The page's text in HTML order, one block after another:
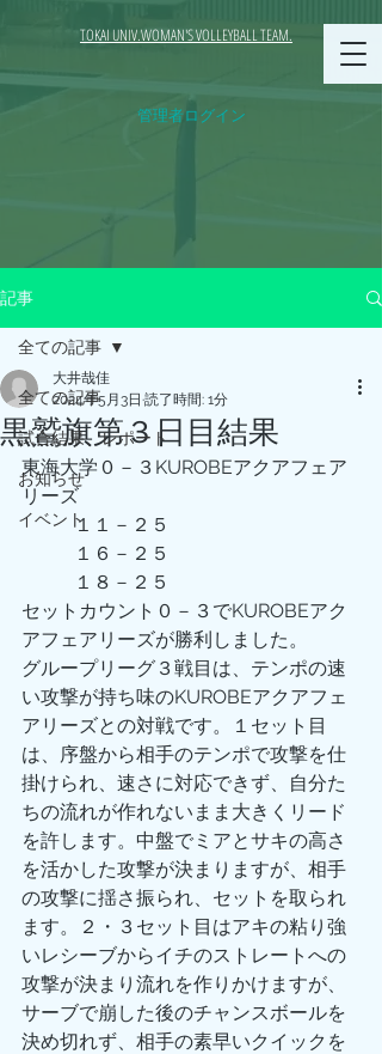
TOKAI UNIV.WOMAN'S VOLLEYBALL TEAM.
管理者ログイン
記事
全ての記事
試合結果、レポート
お知らせ
イベント
全ての記事
黒鷲旗第３日目結果
大井哉佳
2024年5月3日 読了時間: 1分
東海大学０－３KUROBEアクアフェア
リーズ
           １１－２５
           １６－２５
           １８－２５
セットカウント０－３でKUROBEアク
アフェアリーズが勝利しました。
グループリーグ３戦目は、テンポの速
い攻撃が持ち味のKUROBEアクアフェ
アリーズとの対戦です。１セット目
は、序盤から相手のテンポで攻撃を仕
掛けられ、速さに対応できず、自分た
ちの流れが作れないまま大きくリード
を許します。中盤でミアとサキの高さ
を活かした攻撃が決まりますが、相手
の攻撃に揺さ振られ、セットを取られ
ます。２・３セット目はアキの粘り強
いレシーブからイチのストレートへの
攻撃が決まり流れを作りかけますが、
サーブで崩した後のチャンスボールを
決め切れず、相手の素早いクイックを